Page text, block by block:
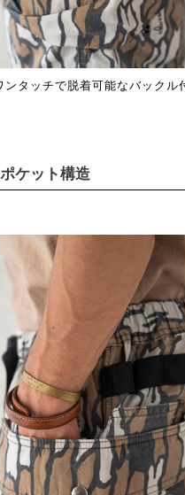
ンタッチで脱着可能なバックル
ケット構造